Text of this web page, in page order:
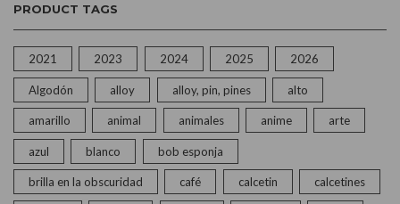
PRODUCT TAGS
2021 2023 2024 2025 2026
Algodón alloy alloy, pin, pines alto
amarillo animal animales anime arte
azul blanco bob esponja
brilla en la obscuridad café calcetin calcetines